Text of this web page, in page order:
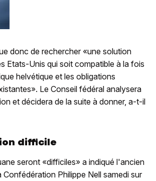
donc de rechercher «une solution
Etats-Unis qui soit compatible à la fois
helvétique et les obligations
Le Conseil fédéral analysera
et décidera de la suite à donner, a-t-il
difficile
seront «difficiles» a indiqué l'ancien
Confédération Philippe Nell samedi sur